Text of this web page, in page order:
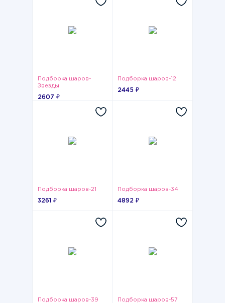
Подборка шаров-
Звезды
2607 ₽
Подборка шаров-12
2445 ₽
Подборка шаров-21
3261 ₽
Подборка шаров-34
4892 ₽
Подборка шаров-39 Подборка шаров-57